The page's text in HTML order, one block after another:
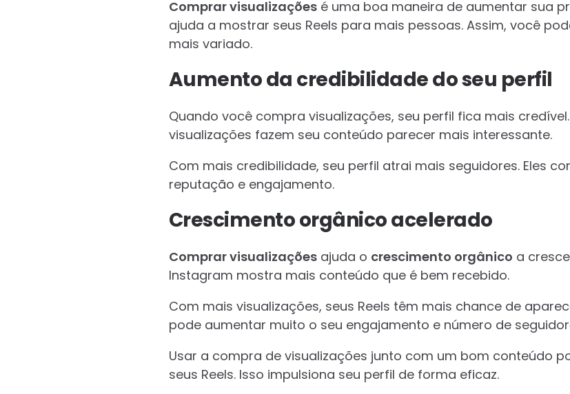
Comprar visualizaçõesé uma boa maneira de aumentar sua
ajuda a mostrar seus Reels para mais pessoas. Assim, você
mais variado.
Aumento da credibilidade do seu perfil
Quando você compra visualizações, seu perfil fica mais
visualizações fazem seu conteúdo parecer mais interessante.
Com mais credibilidade, seu perfil atrai mais seguidores. Eles
reputação e engajamento.
Crescimento orgânico acelerado
Comprar visualizaçõesajuda o crescimento orgânico a
Instagram mostra mais conteúdo que é bem recebido.
Com mais visualizações, seus Reels têm mais chance de
pode aumentar muito o seu engajamento e número de
Usar a compra de visualizações junto com um bom conteúdo
seus Reels. Isso impulsiona seu perfil de forma eficaz.